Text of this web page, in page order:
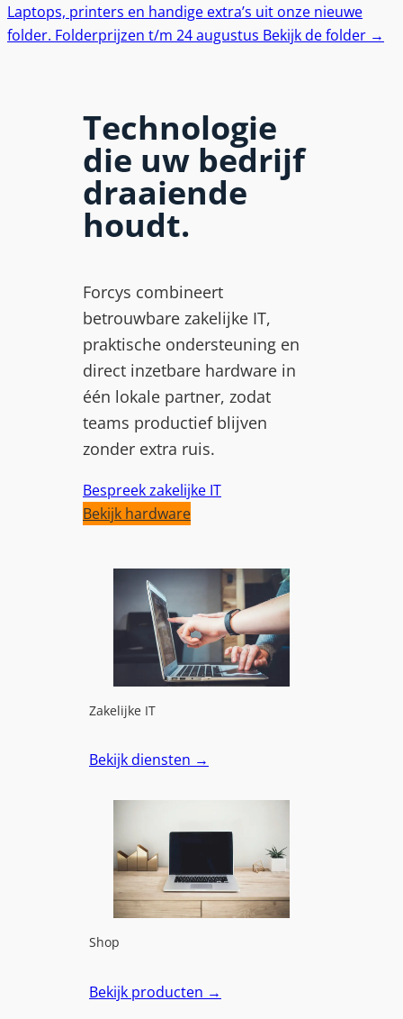
Laptops, printers en handige extra’s uit onze nieuwe
folder. Folderprijzen t/m 24 augustus Bekijk de folder →
Technologie
die uw bedrijf
draaiende
houdt.
Forcys combineert
betrouwbare zakelijke IT,
praktische ondersteuning en
direct inzetbare hardware in
één lokale partner, zodat
teams productief blijven
zonder extra ruis.
Bespreek zakelijke IT
Bekijk hardware
Zakelijke IT
Bekijk diensten →
Shop
Bekijk producten →